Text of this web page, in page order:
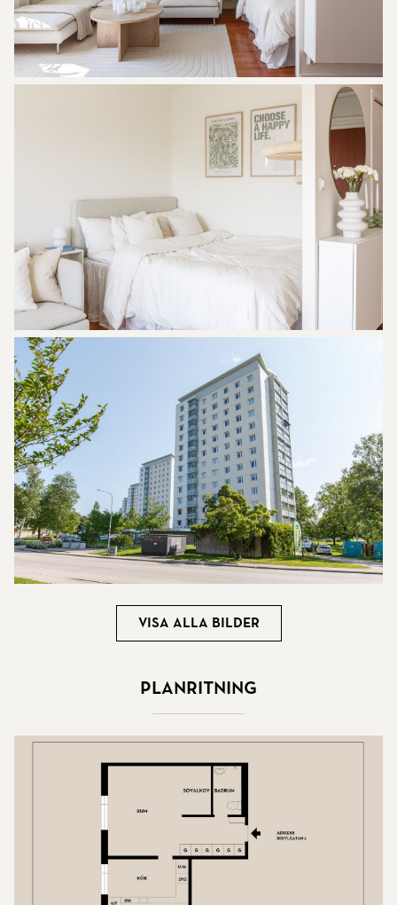
Visa alla bilder
Planritning